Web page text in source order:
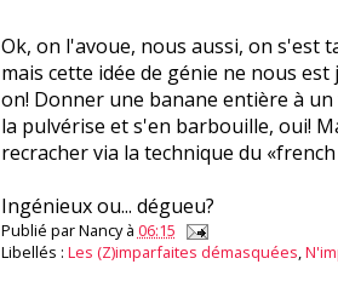
Ok, on l'avoue, nous aussi, on s'est
mais cette idée de génie ne nous
on! Donner une banane entière à
la pulvérise et s'en barbouille, oui!
recracher via la technique du
Ingénieux ou... dégueu?
Publié parNancy à 06:15
Libellés : Les (Z)imparfaites démasquées,